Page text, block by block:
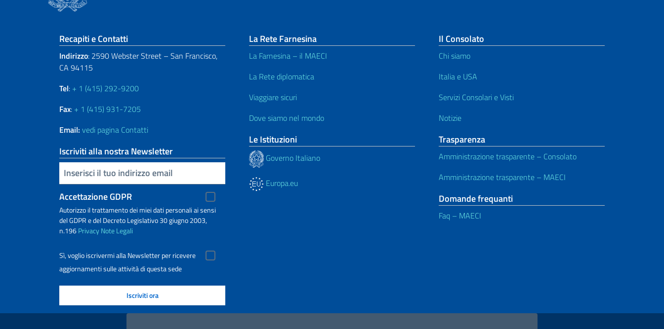
Sezione footer
Recapiti e Contatti
Indirizzo: 2590 Webster Street – San Francisco,
CA 94115
Tel: + 1 (415) 292-9200
Fax: + 1 (415) 931-7205
Email: vedi pagina Contatti
Iscriviti alla nostra Newsletter
Inserisci la tua email
Accettazione GDPR
Autorizzo il trattamento dei miei dati personali ai sensi
del GDPR e del Decreto Legislativo 30 giugno 2003,
n.196PrivacyNote Legali
Sì, voglio iscrivermi alla Newsletter per ricevere
aggiornamenti sulle attività di questa sede
La Rete Farnesina
La Farnesina – il MAECI
La Rete diplomatica
Viaggiare sicuri
Dove siamo nel mondo
Le Istituzioni
Governo Italiano
Europa.eu
Il Consolato
Chi siamo
Italia e USA
Servizi Consolari e Visti
Notizie
Trasparenza
Amministrazione trasparente – Consolato
Amministrazione trasparente – MAECI
Domande frequanti
Faq – MAECI